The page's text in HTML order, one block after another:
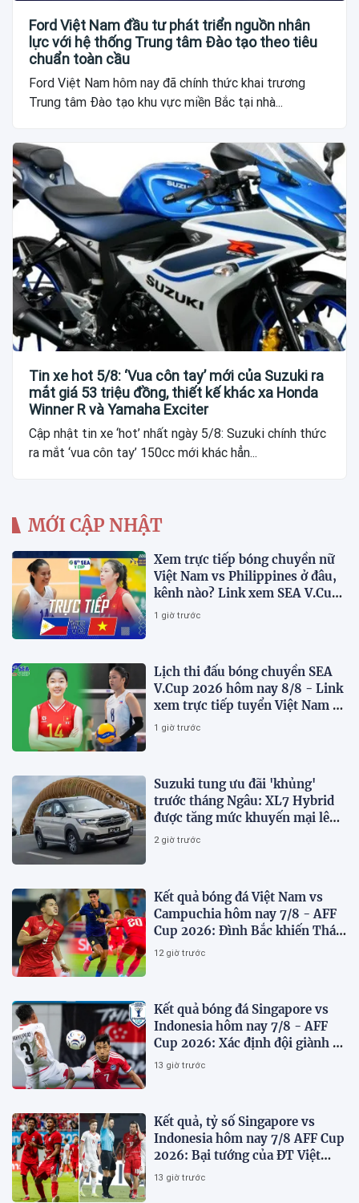
Ford Việt Nam đầu tư phát triển nguồn nhân
lực với hệ thống Trung tâm Đào tạo theo tiêu
chuẩn toàn cầu
Ford Việt Nam hôm nay đã chính thức khai trương
Trung tâm Đào tạo khu vực miền Bắc tại nhà...
Tin xe hot 5/8: ‘Vua côn tay’ mới của Suzuki ra
mắt giá 53 triệu đồng, thiết kế khác xa Honda
Winner R và Yamaha Exciter
Cập nhật tin xe ‘hot’ nhất ngày 5/8: Suzuki chính thức
ra mắt ‘vua côn tay’ 150cc mới khác hẳn...
MỚI CẬP NHẬT
Xem trực tiếp bóng chuyền nữ
Việt Nam vs Philippines ở đâu,
kênh nào? Link xem SEA V.Cup
2026 mới nhất
1 giờ trước
Lịch thi đấu bóng chuyền SEA
V.Cup 2026 hôm nay 8/8 - Link
xem trực tiếp tuyển Việt Nam vs
Philippines
1 giờ trước
Suzuki tung ưu đãi 'khủng'
trước tháng Ngâu: XL7 Hybrid
được tăng mức khuyến mại lên
75 triệu đồng
2 giờ trước
Kết quả bóng đá Việt Nam vs
Campuchia hôm nay 7/8 - AFF
Cup 2026: Đình Bắc khiến Thái
Lan run sợ
12 giờ trước
Kết quả bóng đá Singapore vs
Indonesia hôm nay 7/8 - AFF
Cup 2026: Xác định đội giành vé
Bán kết
13 giờ trước
Kết quả, tỷ số Singapore vs
Indonesia hôm nay 7/8 AFF Cup
2026: Bại tướng của ĐT Việt
nam dừng bước sớm
13 giờ trước